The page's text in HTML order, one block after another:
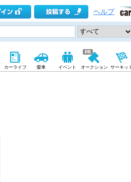
ヘルプ
カーライフ 愛車 イベント オークション サーキッ